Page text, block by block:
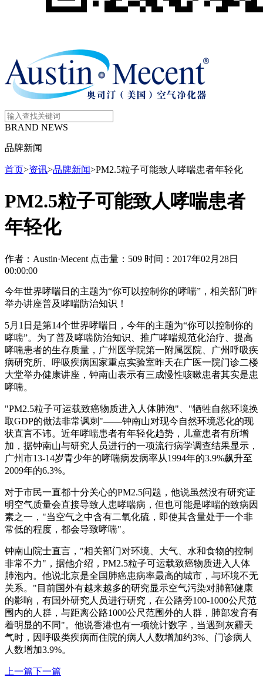
BRAND NEWS
品牌新闻
首页>资讯>品牌新闻>PM2.5粒子可能致人哮喘患者年轻化
PM2.5粒子可能致人哮喘患者
年轻化
作者：Austin·Mecent 点击量：509 时间：2017年02月28日
00:00:00
今年世界哮喘日的主题为“你可以控制你的哮喘”，相关部门昨
举办讲座普及哮喘防治知识！
5月1日是第14个世界哮喘日，今年的主题为“你可以控制你的
哮喘”。为了普及哮喘防治知识、推广哮喘规范化治疗、提高
哮喘患者的生存质量，广州医学院第一附属医院、广州呼吸疾
病研究所、呼吸疾病国家重点实验室昨天在广医一院门诊二楼
大堂举办健康讲座，钟南山表示有三成慢性咳嗽患者其实是患
哮喘。
"PM2.5粒子可运载致癌物质进入人体肺泡"、"牺牲自然环境换
取GDP的做法非常讽刺"——钟南山对现今自然环境恶化的现
状直言不讳。近年哮喘患者有年轻化趋势，儿童患者有所增
加，据钟南山与研究人员进行的一项流行病学调查结果显示，
广州市13-14岁青少年的哮喘病发病率从1994年的3.9%飙升至
2009年的6.3%。
对于市民一直都十分关心的PM2.5问题，他说虽然没有研究证
明空气质量会直接导致人患哮喘病，但也可能是哮喘的致病因
素之一，"当空气之中含有二氧化硫，即使其含量处于一个非
常低的程度，都会导致哮喘"。
钟南山院士直言，"相关部门对环境、大气、水和食物的控制
非常不力"，据他介绍，PM2.5粒子可运载致癌物质进入人体
肺泡内。他说北京是全国肺癌患病率最高的城市，与环境不无
关系。"目前国外有越来越多的研究显示空气污染对肺部健康
的影响，有国外研究人员进行研究，在公路旁100-1000公尺范
围内的人群，与距离公路1000公尺范围外的人群，肺部发育有
着明显的不同"。他说香港也有一项统计数字，当遇到灰霾天
气时，因呼吸类疾病而住院的病人人数增加约3%、门诊病人
人数增加3.9%。
上一篇下一篇